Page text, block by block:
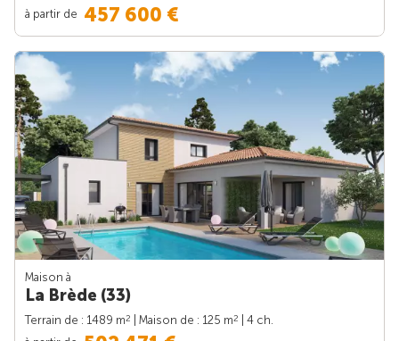
à partir de 457 600 €
Maison à
La Brède (33)
Terrain de : 1489 m2 | Maison de : 125 m2
| 4 ch.